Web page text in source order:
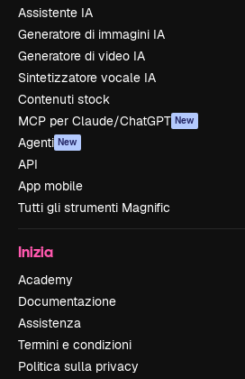
Assistente IA
Generatore di immagini IA
Generatore di video IA
Sintetizzatore vocale IA
Contenuti stock
MCP per Claude/ChatGPT New
Agenti New
API
App mobile
Tutti gli strumenti Magnific
Inizia
Academy
Documentazione
Assistenza
Termini e condizioni
Politica sulla privacy